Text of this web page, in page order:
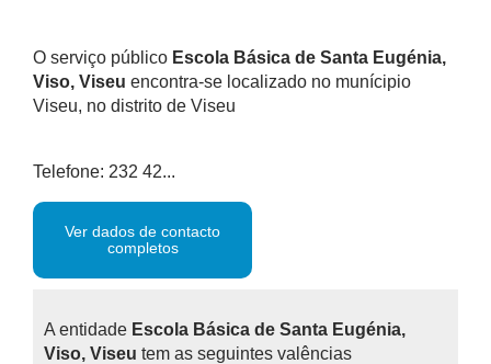
O serviço público Escola Básica de Santa Eugénia,
Viso, Viseu encontra-se localizado no munícipio
Viseu, no distrito de Viseu
Telefone: 232 42...
Ver dados de contacto
completos
A entidade Escola Básica de Santa Eugénia,
Viso, Viseu tem as seguintes valências